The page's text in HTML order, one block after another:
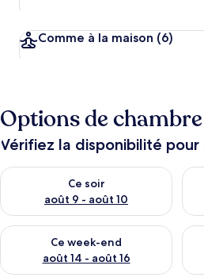
Comme à la maison (6)
Options de chambre
Vérifiez la disponibilité pour
Ce soir
août 9 - août 10
Vérifier la disponibilité pour ce soir
Ce week-end
août 14 - août 16
Vérifier la disponibilité pour ce